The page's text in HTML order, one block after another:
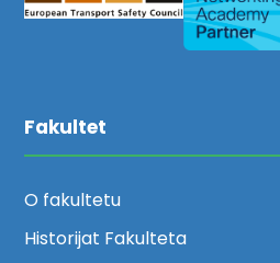
Fakultet
O fakultetu
Historijat Fakulteta